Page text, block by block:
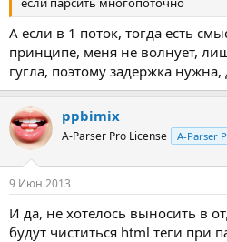
А если в 1 поток, тогда есть
принципе, меня не волнует,
гугла, поэтому задержка
ppbimix
A-Parser Pro License A-Parser
9 Июн 2013
И да, не хотелось выносить в
будут чиститься html теги при